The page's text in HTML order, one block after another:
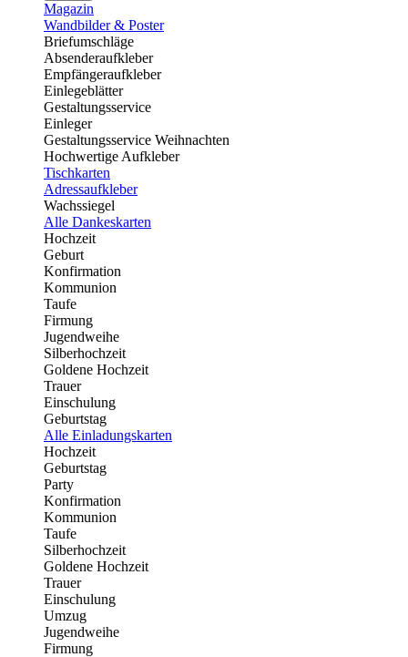
Magazin
Wandbilder & Poster
Briefumschläge
Absenderaufkleber
Empfängeraufkleber
Einlegeblätter
Gestaltungsservice
Einleger
Gestaltungsservice Weihnachten
Hochwertige Aufkleber
Tischkarten
Adressaufkleber
Wachssiegel
Alle Dankeskarten
Hochzeit
Geburt
Konfirmation
Kommunion
Taufe
Firmung
Jugendweihe
Silberhochzeit
Goldene Hochzeit
Trauer
Einschulung
Geburtstag
Alle Einladungskarten
Hochzeit
Geburtstag
Party
Konfirmation
Kommunion
Taufe
Silberhochzeit
Goldene Hochzeit
Trauer
Einschulung
Umzug
Jugendweihe
Firmung